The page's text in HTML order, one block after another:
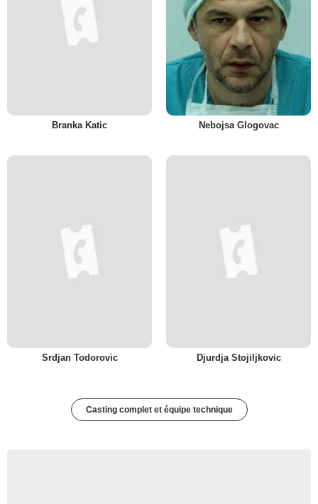
Branka Katic Nebojsa Glogovac
Srdjan Todorovic Djurdja Stojiljkovic
Casting complet et équipe technique